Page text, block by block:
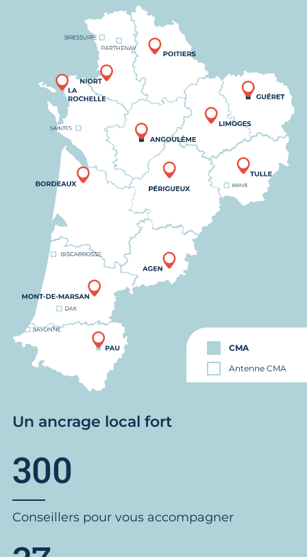
CMA
Antenne CMA
Un ancrage local fort
300
Conseillers pour vous accompagner